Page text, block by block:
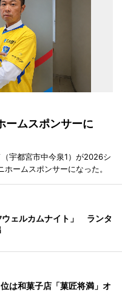
ームスポンサーに
宇都宮市中今泉1）が2026シ
ームスポンサーになった。
ウェルカムナイト」 ランタ
は和菓子店「菓匠将満」オ